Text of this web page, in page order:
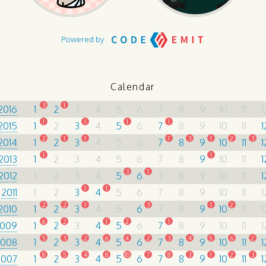
Powered by
Calendar
1 3 2 1 3 4 5 6 7 8 9 10
1 1 2 3 1 4 5 1 6 7 1 8 9 10 11
1 2 2 1 3 1 4 5 6 7 1 8 3 9 1 10 2 11 3
1 1 2 3 4 5 6 7 8 9 1 10 11
2 3 4 5 3 6 1 7 8 9 10
2011 1 2 3 1 4 1 5 6 7 8 9 10 11
1 2 2 2 3 1 4 5 6 3 7 8 9 1 10 2
1 6 2 2 3 4 1 5 2 6 7 1 8 9 10 11
1 5 2 3 3 2 4 6 5 4 6 2 7 3 8 4 9 5 10 6 11 2
1 8 2 5 3 4 4 8 5 10 6 7 7 8 8 3 9 1 10 2 11 3